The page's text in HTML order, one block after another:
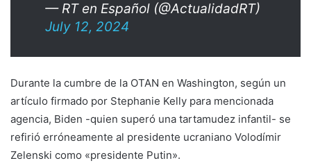
— RT en Español (@ActualidadRT)
July 12, 2024
Durante la cumbre de la OTAN en Washington, según un
artículo firmado por Stephanie Kelly para mencionada
agencia, Biden -quien superó una tartamudez infantil- se
refirió erróneamente al presidente ucraniano Volodímir
Zelenski como «presidente Putin».